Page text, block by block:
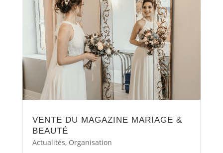
VENTE DU MAGAZINE MARIAGE &
BEAUTÉ
Actualités, Organisation